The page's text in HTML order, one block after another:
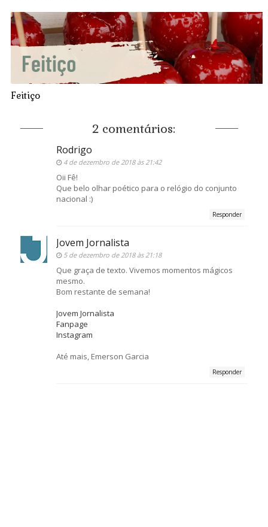
Feitiço
2 comentários:
Rodrigo
4 de dezembro de 2018 às 21:42
Oii Fê!
Que belo olhar poético para o relógio do conjunto
nacional :)
Responder
Jovem Jornalista
5 de dezembro de 2018 às 21:18
Que graça de texto. Vivemos momentos mágicos
mesmo.
Bom restante de semana!
Jovem Jornalista
Fanpage
Instagram
Até mais, Emerson Garcia
Responder